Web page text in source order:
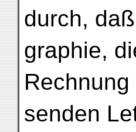
durch,
graphie,
senden